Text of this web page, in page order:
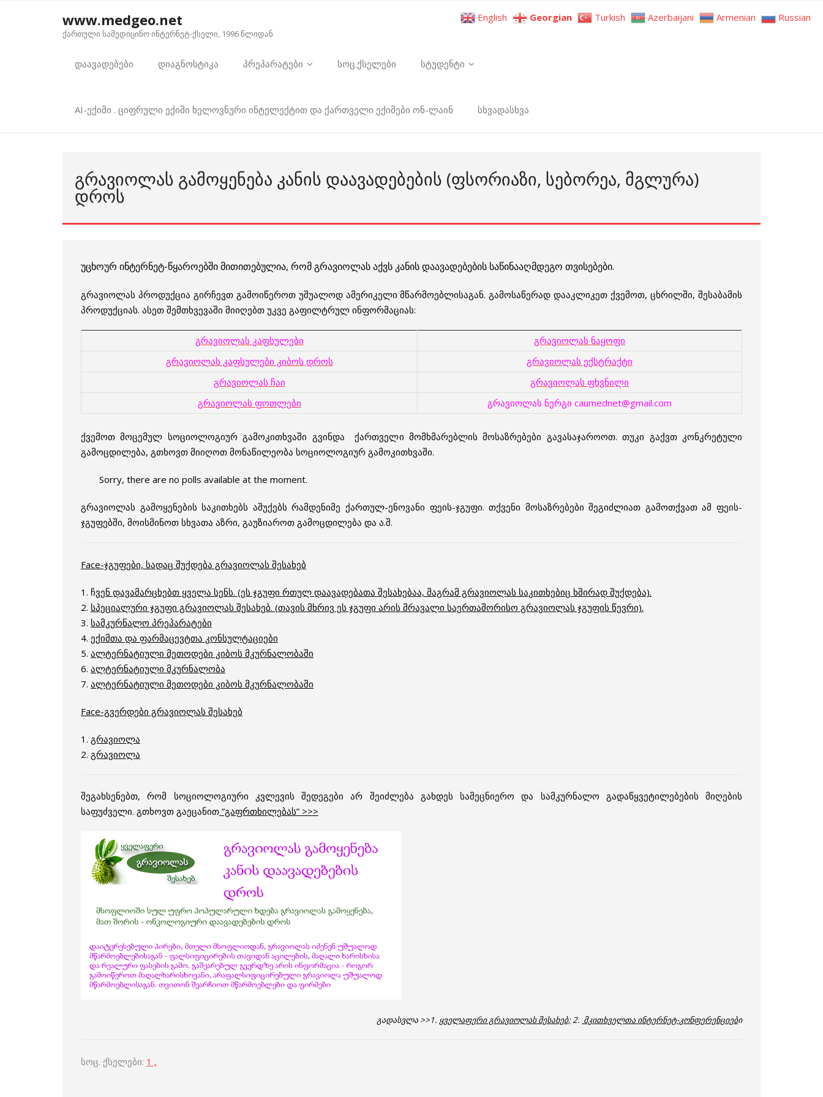
www.medgeo.net
ქართული სამედიცინო ინტერნეტ-ქსელი, 1996 წლიდან
დაავადებები დიაგნოსტიკა პრეპარატები სოც.ქსელები სტუდენტი
AI-ექიმი . ციფრული ექიმი ხელოვნური ინტელექტით და ქართველი ექიმები ონ-ლაინ სხვადასხვა
ᲒᲠᲐᲕᲘᲝᲚᲐᲡ ᲒᲐᲛᲝᲧᲔᲜᲔᲑᲐ ᲙᲐᲜᲘᲡ ᲓᲐᲐᲕᲐᲓᲔᲑᲔᲑᲘᲡ (ᲤᲡᲝᲠᲘᲐᲖᲘ, ᲡᲔᲑᲝᲠᲔᲐ, ᲛᲒᲚᲣᲠᲐ)
ᲓᲠᲝᲡ
უცხოურ ინტერნეტ-წყაროებში მითითებულია, რომგრავიოლასაქვს კანის დაავადებების საწინააღმდეგო თვისებები.
გრავიოლას პროდუქცია გირჩევთ გამოიწეროთ უშუალოდ ამერიკელი მწარმოებლისაგან. გამოსაწერად დააკლიკეთ ქვემოთ, ცხრილში, შესაბამის
პროდუქციას. ასეთ შემთხვევაში მიიღებთ უკვე გაფილტრულ ინფორმაციას:
გრავიოლას კაფსულები
გრავიოლას ნაყოფი
გრავიოლას კაფსულები კიბოს დროს
გრავიოლას ექსტრაქტი
გრავიოლას ჩაი
გრავიოლას ფხვნილი
გრავიოლას ფოთლები
გრავიოლას ნერგი caumednet@gmail.com
ქვემოთ მოცემულ სოციოლოგიურ გამოკითხვაში გვინდა ქართველი მომხმარებლის მოსაზრებები გავასაჯაროოთ. თუკი გაქვთ კონკრეტული
გამოცდილება, გთხოვთ მიიღოთ მონაწილეობა სოციოლოგიურ გამოკითხვაში.
Sorry, there are no polls available at the moment.
გრავიოლას გამოყენების საკითხებს აშუქებს რამდენიმე ქართულ-ენოვანი ფეის-ჯგუფი. თქვენი მოსაზრებები შეგიძლიათ გამოთქვათ ამ ფეის-
ჯგუფებში, მოისმინოთ სხვათა აზრი, გაუზიაროთ გამოცდილება და ა.შ.
Face-ჯგუფები, სადაც შუქდება გრავიოლას შესახებ
1. ჩვენ დავამარცხებთ ყველა სენს. (ეს ჯგუფი რთულ დაავადებათა შესახებაა, მაგრამ გრავიოლას საკითხებიც ხშირად შუქდება).
2. სპეციალური ჯგუფი გრავიოლას შესახებ. (თავის მხრივ ეს ჯგუფი არის მრავალი საერთაშორისო გრავიოლას ჯგუფის წევრი).
3. სამკურნალო პრეპარატები
4. ექიმთა და ფარმაცევტთა კონსულტაციები
5. ალტერნატიული მეთოდები კიბოს მკურნალობაში
6. ალტერნატიული მკურნალობა
7. ალტერნატიული მეთოდები კიბოს მკურნალობაში
Face-გვერდები გრავიოლას შესახებ
1. გრავიოლა
2. გრავიოლა
შეგახსენებთ, რომ სოციოლოგიური კვლევის შედეგები არ შეიძლება გახდეს სამეცნიერო და სამკურნალო გადაწყვეტილებების მიღების
საფუძველი. გთხოვთ გაეცანით ”გაფრთხილებას” >>>
გადასვლა >>1. ყველაფერი გრავიოლას შესახებ;2. მკითხველთა ინტერნეტ-კონფერენციები
სოც. ქსელები: 1 ,
English Georgian Turkish Azerbaijani Armenian Russian